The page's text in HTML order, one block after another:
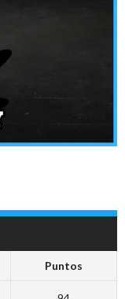
Puntos